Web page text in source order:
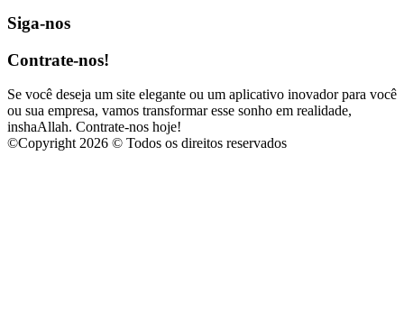
Siga-nos
Contrate-nos!
Se você deseja um site elegante ou um aplicativo inovador para você
ou sua empresa, vamos transformar esse sonho em realidade,
inshaAllah. Contrate-nos hoje!
©Copyright 2026 © Todos os direitos reservados